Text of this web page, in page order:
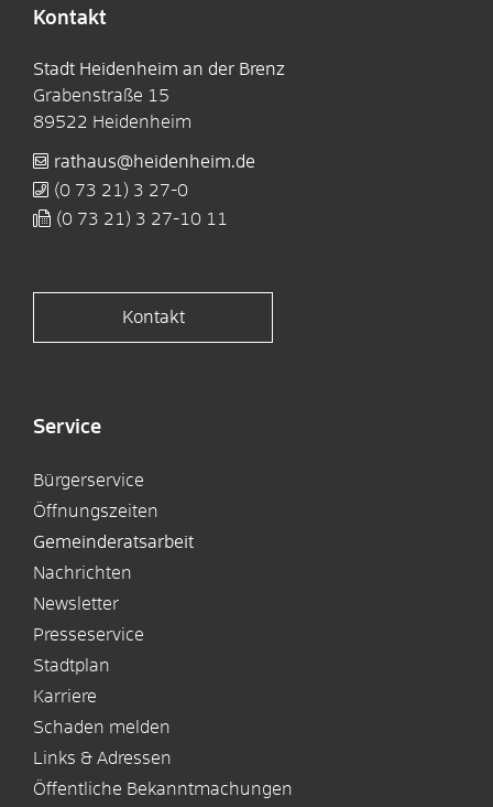
Kontakt
Stadt Heidenheim an der Brenz
Grabenstraße 15
89522 Heidenheim
rathaus@heidenheim.de
(0 73 21) 3 27-0
(0 73 21) 3 27-10 11
Kontakt
Service
Bürgerservice
Öffnungszeiten
Gemeinderatsarbeit
Nachrichten
Newsletter
Presseservice
Stadtplan
Karriere
Schaden melden
Links & Adressen
Öffentliche Bekanntmachungen